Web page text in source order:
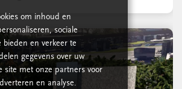
om inhoud en
sociale
bieden en verkeer te
gegevens over uw
site met onze partners voor
en analyse.